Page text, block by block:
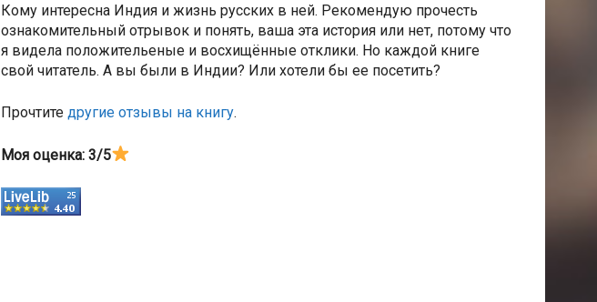
Кому интересна Индия и жизнь русских в ней. Рекомендую прочесть
ознакомительный отрывок и понять, ваша эта история или нет, потому что
я видела положительеные и восхищённые отклики. Но каждой книге
свой читатель. А вы были в Индии? Или хотели бы ее посетить?
Прочтите другие отзывы на книгу.
Моя оценка: 3/5